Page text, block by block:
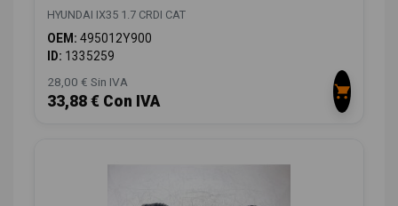
HYUNDAI IX35 1.7 CRDI CAT
OEM: 495012Y900
ID: 1335259
28,00 € Sin IVA
33,88 € Con IVA